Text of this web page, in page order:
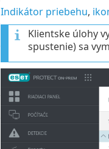
Indikátor priebehu,
Klientske úlohy
spustenie) sa